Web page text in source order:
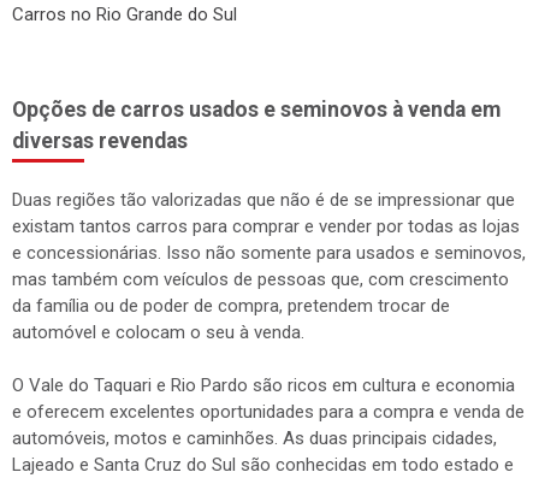
Carros no Rio Grande do Sul
Opções de carros usados e seminovos à venda em
diversas revendas
Duas regiões tão valorizadas que não é de se impressionar que
existam tantos carros para comprar e vender por todas as lojas
e concessionárias. Isso não somente para usados e seminovos,
mas também com veículos de pessoas que, com crescimento
da família ou de poder de compra, pretendem trocar de
automóvel e colocam o seu à venda.
O Vale do Taquari e Rio Pardo são ricos em cultura e economia
e oferecem excelentes oportunidades para a compra e venda de
automóveis, motos e caminhões. As duas principais cidades,
Lajeado e Santa Cruz do Sul são conhecidas em todo estado e